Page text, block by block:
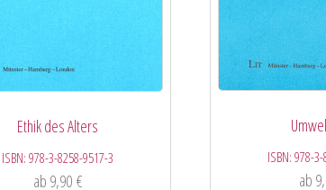
Ethik des Alters
ISBN:978-3-8258-9517-3
ab 9,90 €
ISBN:978-
ab